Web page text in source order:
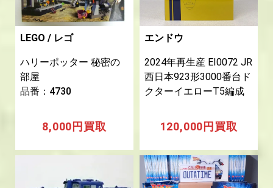
LEGO / レゴ
ハリーポッター 秘密の
部屋
品番：4730
8,000円買取
エンドウ
2024年再生産 EI0072 JR
西日本923形3000番台ド
クターイエローT5編成
120,000円買取